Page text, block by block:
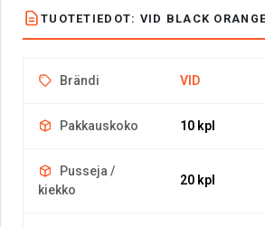
TUOTETIEDOT: VID BLACK
Brändi VID
Pakkauskoko 10 kpl
Pusseja /
kiekko
20 kpl